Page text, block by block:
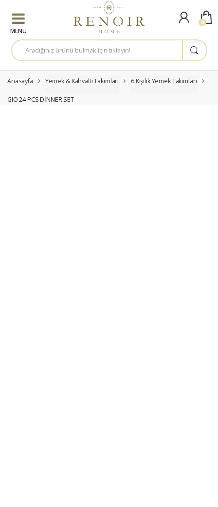
A
r
a
a
:
Anasayfa Yemek & Kahvaltı Takımları 6 Kişilik Yemek Takımları
GIO 24 PCS DİNNER SET
0